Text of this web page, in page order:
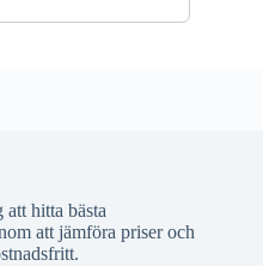
hitta bästa
att jämföra priser och